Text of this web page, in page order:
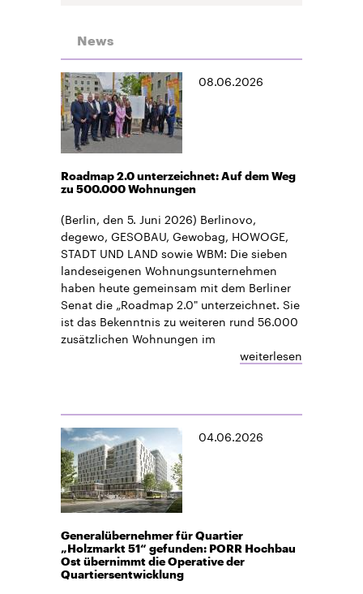
News
08.06.2026
Roadmap 2.0 unterzeichnet: Auf dem Weg
zu 500.000 Wohnungen
(Berlin, den 5. Juni 2026) Berlinovo,
degewo, GESOBAU, Gewobag, HOWOGE,
STADT UND LAND sowie WBM: Die sieben
landeseigenen Wohnungsunternehmen
haben heute gemeinsam mit dem Berliner
Senat die „Roadmap 2.0" unterzeichnet. Sie
ist das Bekenntnis zu weiteren rund 56.000
zusätzlichen Wohnungen im
weiterlesen
04.06.2026
Generalübernehmer für Quartier
„Holzmarkt 51“ gefunden: PORR Hochbau
Ost übernimmt die Operative der
Quartiersentwicklung